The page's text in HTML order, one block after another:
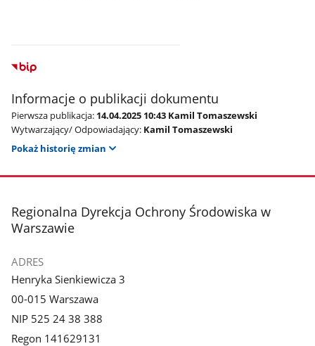
Informacje o publikacji dokumentu
Pierwsza publikacja: 14.04.2025 10:43 Kamil Tomaszewski
Wytwarzający/ Odpowiadający: Kamil Tomaszewski
Pokaż historię zmian
stopka
Regionalna Dyrekcja Ochrony Środowiska w
Warszawie
ADRES
Henryka Sienkiewicza 3
00-015 Warszawa
NIP 525 24 38 388
Regon 141629131